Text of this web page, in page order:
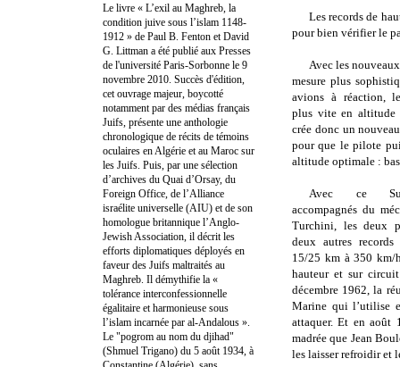
Les records de
pour bien vérifier le
Avec les
mesure plus
avions à réaction,
plus vite en altitude
crée donc un
pour que le pilote
altitude optimale :
Avec ce
accompagnés du
Turchini, les deux
deux autres
15/25 km à350 km/
hauteur et sur
décembre 1962, la
Marine qui l’utilise
attaquer. Et en août
madrée que Jean
les laisser refroidir et
Le livre « L’exil au Maghreb, la
condition juive sous l’islam 1148-
1912 » de Paul B. Fenton et David
G. Littman a été publié aux Presses
de l'université Paris-Sorbonne le 9
novembre 2010. Succès d'édition,
cet ouvrage majeur, boycotté
notamment par des médias français
Juifs, présente une anthologie
chronologique de récits de témoins
oculaires en Algérie et au Maroc sur
les Juifs. Puis, par une sélection
d’archives du Quai d’Orsay, du
Foreign Office, de l’Alliance
israélite universelle (AIU) et de son
homologue britannique l’Anglo-
Jewish Association, il décrit les
efforts diplomatiques déployés en
faveur des Juifs maltraités au
Maghreb. Il démythifie la «
tolérance interconfessionnelle
égalitaire et harmonieuse sous
l’islam incarnée par al-Andalous ».
Le "pogrom au nom du djihad"
(Shmuel Trigano) du 5 août 1934, à